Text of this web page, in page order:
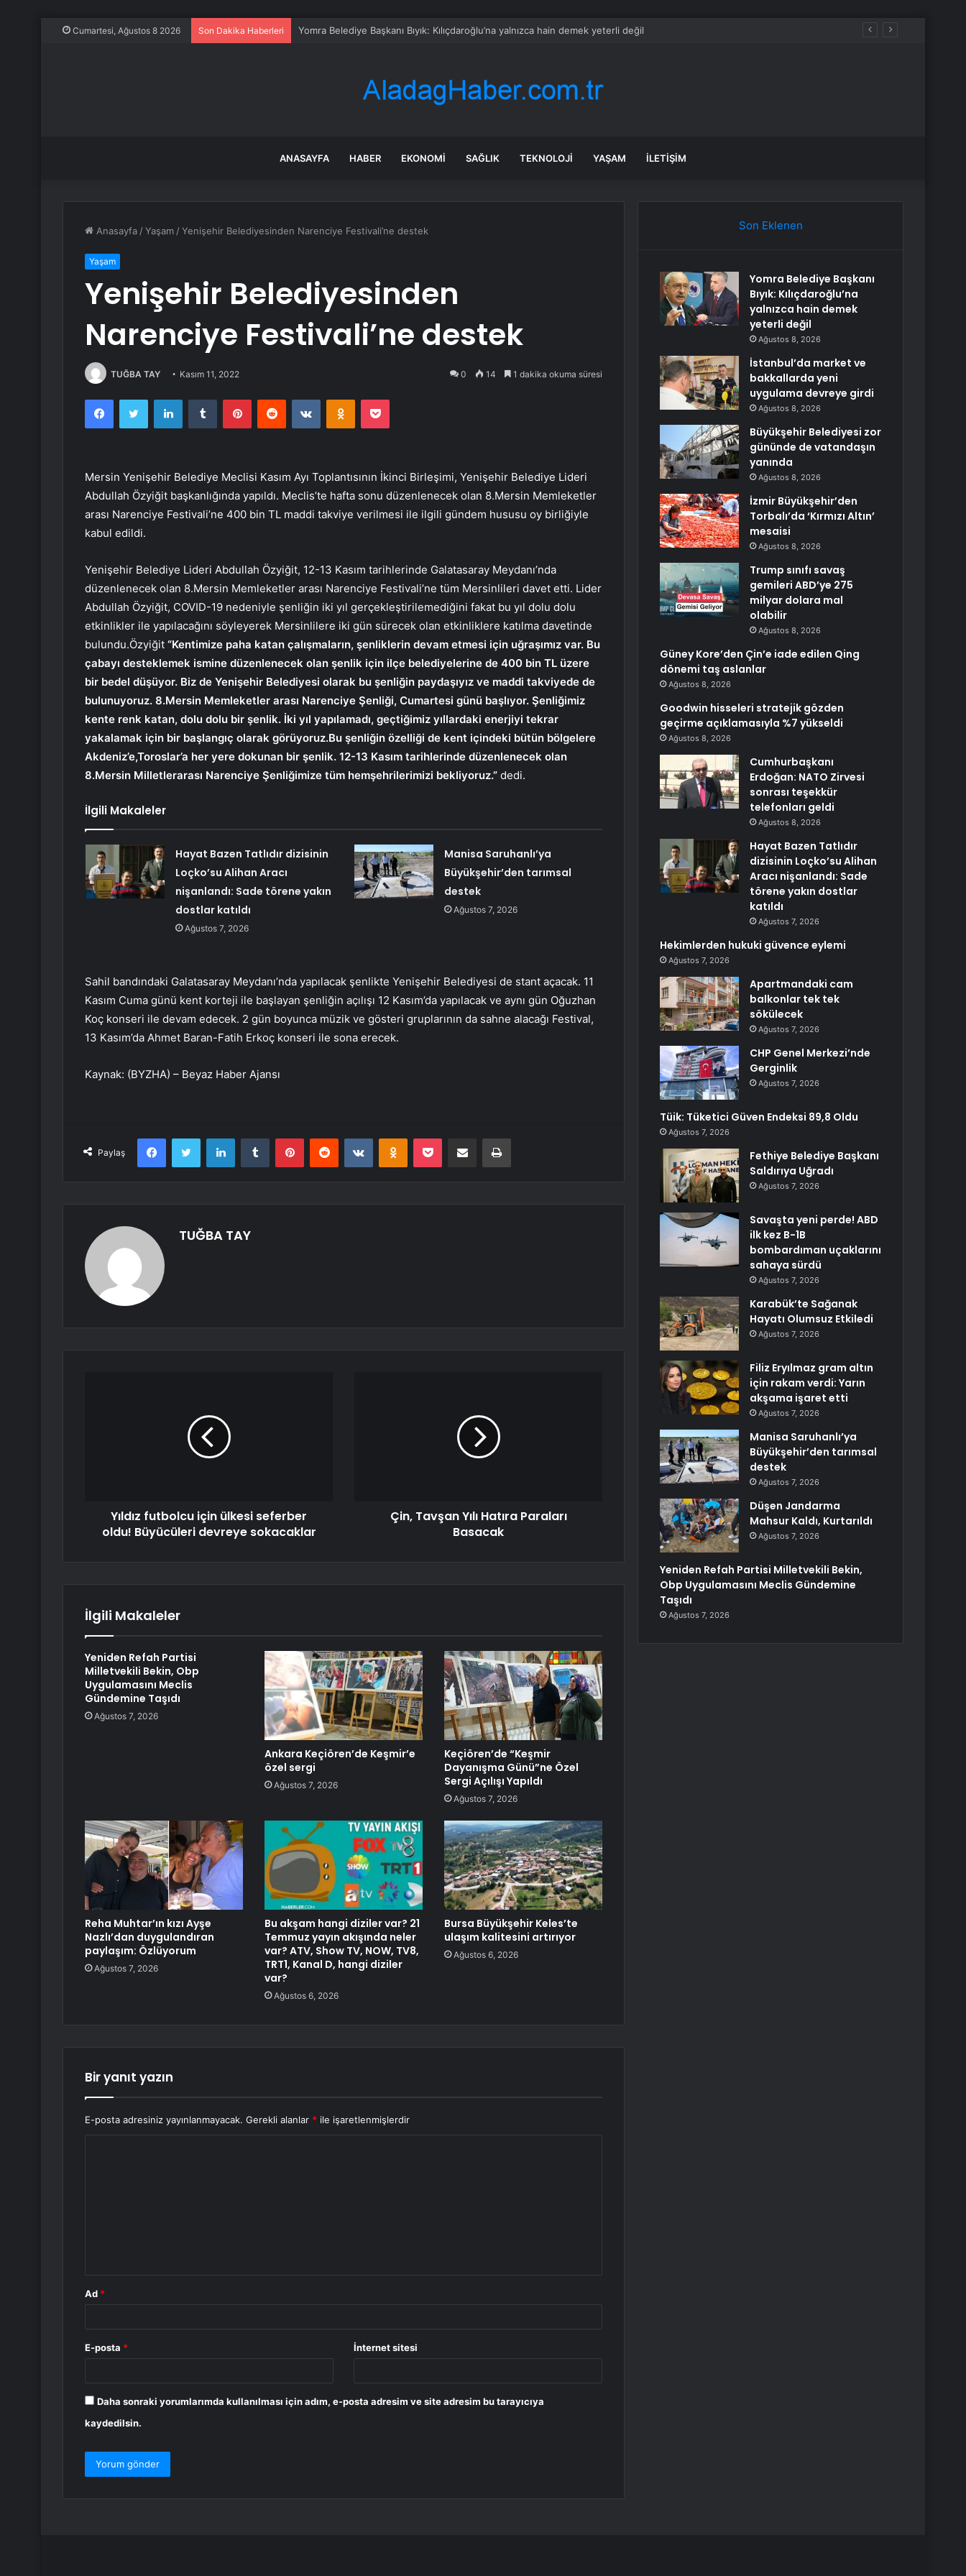
Cumartesi, Ağustos 8 2026 Son Dakika Haberleri İstanbul’da market ve bakkallarda yeni uygulama devreye girdi
ANASAYFA HABER EKONOMI SAĞLIK TEKNOLOJI YAŞAM İLETIŞIM
Anasayfa /Yaşam /Yenişehir Belediyesinden Narenciye Festivali’ne destek
Yaşam
Yenişehir Belediyesinden
Narenciye Festivali’ne destek
TUĞBA TAY Kasım 11, 2022 0 14 1 dakika okuma süresi
FacebookTwitter LinkedInTumblr PinterestReddit VKontakteOdnoklassniki
Pocket
Mersin Yenişehir Belediye Meclisi Kasım Ayı Toplantısının İkinci Birleşimi, Yenişehir Belediye Lideri
Abdullah Özyiğit başkanlığında yapıldı. Meclis’te hafta sonu düzenlenecek olan 8.Mersin Memleketler
arası Narenciye Festivali’ne 400 bin TL maddi takviye verilmesi ile ilgili gündem hususu oy birliğiyle
kabul edildi.
Yenişehir Belediye Lideri Abdullah Özyiğit, 12-13 Kasım tarihlerinde Galatasaray Meydanı’nda
düzenlenecek olan 8.Mersin Memleketler arası Narenciye Festivali’ne tüm Mersinlileri davet etti. Lider
Abdullah Özyiğit, COVID-19 nedeniyle şenliğin iki yıl gerçekleştirilemediğini fakat bu yıl dolu dolu
etkinlikler ile yapılacağını söyleyerek Mersinlilere iki gün sürecek olan etkinliklere katılma davetinde
bulundu.Özyiğit “Kentimize paha katan çalışmaların, şenliklerin devam etmesi için uğraşımız var. Bu
çabayı desteklemek ismine düzenlenecek olan şenlik için ilçe belediyelerine de 400 bin TL üzere
bir bedel düşüyor. Biz de Yenişehir Belediyesi olarak bu şenliğin paydaşıyız ve maddi takviyede de
bulunuyoruz. 8.Mersin Memleketler arası Narenciye Şenliği, Cumartesi günü başlıyor. Şenliğimiz
kente renk katan, dolu dolu bir şenlik. İki yıl yapılamadı, geçtiğimiz yıllardaki enerjiyi tekrar
yakalamak için bir başlangıç olarak görüyoruz.Bu şenliğin özelliği de kent içindeki bütün bölgelere
Akdeniz’e,Toroslar’a her yere dokunan bir şenlik. 12-13 Kasım tarihlerinde düzenlenecek olan
8.Mersin Milletlerarası Narenciye Şenliğimize tüm hemşehrilerimizi bekliyoruz.” dedi.
İlgili Makaleler
Hayat Bazen Tatlıdır dizisinin
Loçko’su Alihan Aracı
nişanlandı: Sade törene yakın
dostlar katıldı
Ağustos 7, 2026
Manisa Saruhanlı’ya
Büyükşehir’den tarımsal
destek
Ağustos 7, 2026
Sahil bandındaki Galatasaray Meydanı’nda yapılacak şenlikte Yenişehir Belediyesi de stant açacak. 11
Kasım Cuma günü kent korteji ile başlayan şenliğin açılışı 12 Kasım’da yapılacak ve aynı gün Oğuzhan
Koç konseri ile devam edecek. 2 gün boyunca müzik ve gösteri gruplarının da sahne alacağı Festival,
13 Kasım’da Ahmet Baran-Fatih Erkoç konseri ile sona erecek.
Kaynak: (BYZHA) – Beyaz Haber Ajansı
Paylaş
FacebookTwitter LinkedInTumblr PinterestReddit VKontakteOdnoklassniki
Pocket E-Posta ile paylaş Yazdır
TUĞBA TAY
Yıldız futbolcu için ülkesi seferber
oldu! Büyücüleri devreye sokacaklar
Çin, Tavşan Yılı Hatıra Paraları
Basacak
İlgili Makaleler
Yeniden Refah Partisi
Milletvekili Bekin, Obp
Uygulamasını Meclis
Gündemine Taşıdı
Ağustos 7, 2026
Ankara Keçiören’de Keşmir’e
özel sergi
Ağustos 7, 2026
Keçiören’de “Keşmir
Dayanışma Günü”ne Özel
Sergi Açılışı Yapıldı
Ağustos 7, 2026
Reha Muhtar’ın kızı Ayşe
Nazlı’dan duygulandıran
paylaşım: Özlüyorum
Ağustos 7, 2026
Bu akşam hangi diziler var? 21
Temmuz yayın akışında neler
var? ATV, Show TV, NOW, TV8,
TRT1, Kanal D, hangi diziler
var?
Ağustos 6, 2026
Bursa Büyükşehir Keles’te
ulaşım kalitesini artırıyor
Ağustos 6, 2026
Bir yanıt yazın
E-posta adresiniz yayınlanmayacak. Gerekli alanlar * ile işaretlenmişlerdir
Ad *
E-posta * İnternet sitesi
Daha sonraki yorumlarımda kullanılması için adım, e-posta adresim ve site adresim bu tarayıcıya
kaydedilsin.
Son Eklenen
Yomra Belediye Başkanı
Bıyık: Kılıçdaroğlu’na
yalnızca hain demek
yeterli değil
Ağustos 8, 2026
İstanbul’da market ve
bakkallarda yeni
uygulama devreye girdi
Ağustos 8, 2026
Büyükşehir Belediyesi zor
gününde de vatandaşın
yanında
Ağustos 8, 2026
İzmir Büyükşehir’den
Torbalı’da ‘Kırmızı Altın’
mesaisi
Ağustos 8, 2026
Trump sınıfı savaş
gemileri ABD’ye 275
milyar dolara mal
olabilir
Ağustos 8, 2026
Güney Kore’den Çin’e iade edilen Qing
dönemi taş aslanlar
Ağustos 8, 2026
Goodwin hisseleri stratejik gözden
geçirme açıklamasıyla %7 yükseldi
Ağustos 8, 2026
Cumhurbaşkanı
Erdoğan: NATO Zirvesi
sonrası teşekkür
telefonları geldi
Ağustos 8, 2026
Hayat Bazen Tatlıdır
dizisinin Loçko’su Alihan
Aracı nişanlandı: Sade
törene yakın dostlar
katıldı
Ağustos 7, 2026
Hekimlerden hukuki güvence eylemi
Ağustos 7, 2026
Apartmandaki cam
balkonlar tek tek
sökülecek
Ağustos 7, 2026
CHP Genel Merkezi’nde
Gerginlik
Ağustos 7, 2026
Tüik: Tüketici Güven Endeksi 89,8 Oldu
Ağustos 7, 2026
Fethiye Belediye Başkanı
Saldırıya Uğradı
Ağustos 7, 2026
Savaşta yeni perde! ABD
ilk kez B-1B
bombardıman uçaklarını
sahaya sürdü
Ağustos 7, 2026
Karabük’te Sağanak
Hayatı Olumsuz Etkiledi
Ağustos 7, 2026
Filiz Eryılmaz gram altın
için rakam verdi: Yarın
akşama işaret etti
Ağustos 7, 2026
Manisa Saruhanlı’ya
Büyükşehir’den tarımsal
destek
Ağustos 7, 2026
Düşen Jandarma
Mahsur Kaldı, Kurtarıldı
Ağustos 7, 2026
Yeniden Refah Partisi Milletvekili Bekin,
Obp Uygulamasını Meclis Gündemine
Taşıdı
Ağustos 7, 2026